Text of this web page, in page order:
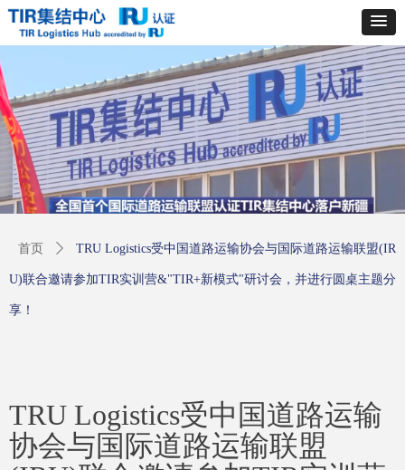
TRU Logistics受中国道路运输
协会与国际道路运输联盟
首页 ꄲ TRU Logistics受中国道路运输协会与国际道路运输联盟(IR
U)联合邀请参加TIR实训营&"TIR+新模式"研讨会，并进行圆桌主题分
享！